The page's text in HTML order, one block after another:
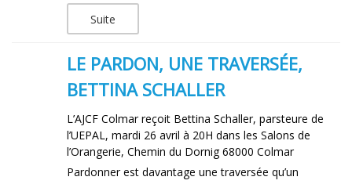
Suite
LE PARDON, UNE TRAVERSÉE,
BETTINA SCHALLER
L’AJCF Colmar reçoit Bettina Schaller, parsteure de
l’UEPAL, mardi 26 avril à 20H dans les Salons de
l’Orangerie, Chemin du Dornig 68000 Colmar
Pardonner est davantage une traversée qu’un